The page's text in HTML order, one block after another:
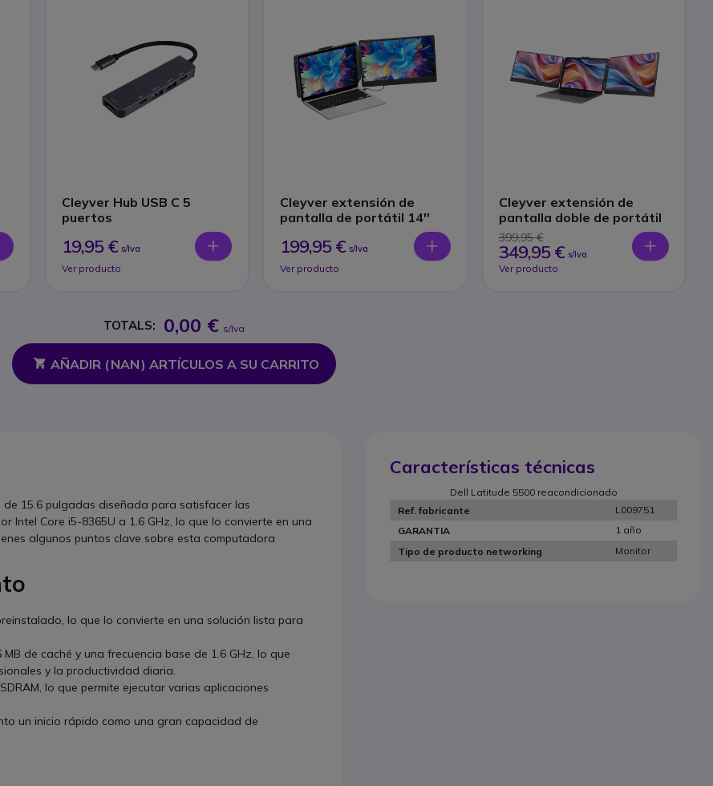
Cleyver Hub USB C 5
puertos
19,95 € s/Iva
Ver producto
Cleyver extensión de
pantalla de portátil 14''
199,95 € s/Iva
Ver producto
Cleyver extensión de
pantalla doble de portátil
399,95 €
349,95 € s/Iva
Ver producto
TOTALS: 0,00 € s/Iva
AÑADIR (NAN) ARTÍCULOS A SU CARRITO
15.6 pulgadas diseñada para satisfacer las
Intel Core i5-8365U a 1.6 GHz, lo que lo convierte en una
algunos puntos clave sobre esta computadora
lo que lo convierte en una solución lista para
de caché y una frecuencia base de 1.6 GHz, lo que
y la productividad diaria.
lo que permite ejecutar varias aplicaciones
un inicio rápido como una gran capacidad de
Características técnicas
Dell Latitude 5500 reacondicionado
Ref. fabricante
L009751
GARANTIA
1 año
Tipo de producto networking
Monitor